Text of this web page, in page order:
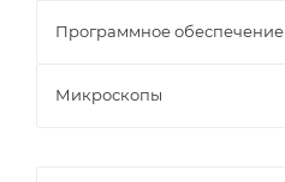
Программное обеспечение
Микроскопы